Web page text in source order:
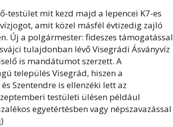
testület mit kezd majd a lepencei K7-es
amit közel másfél évtizedig zajló
Új a polgármester: fideszes támogatással
tulajdonban lévő Visegrádi Ásványvíz
is mandátumot szerzett. A
település Visegrád, hiszen a
Szentendre is ellenzéki lett az
testületi ülésen például
egyetértésben vagy népszavazással
)